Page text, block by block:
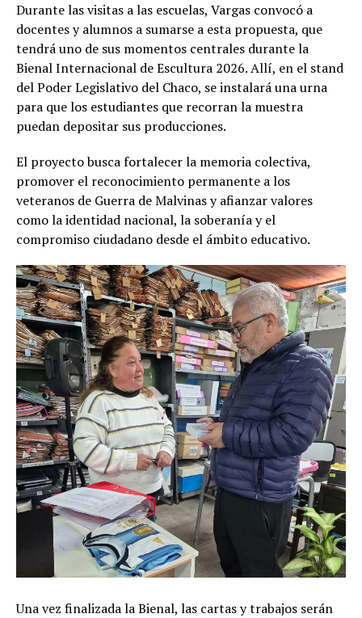
Durante las visitas a las escuelas, Vargas convocó a
docentes y alumnos a sumarse a esta propuesta, que
tendrá uno de sus momentos centrales durante la
Bienal Internacional de Escultura 2026. Allí, en el stand
del Poder Legislativo del Chaco, se instalará una urna
para que los estudiantes que recorran la muestra
puedan depositar sus producciones.
El proyecto busca fortalecer la memoria colectiva,
promover el reconocimiento permanente a los
veteranos de Guerra de Malvinas y afianzar valores
como la identidad nacional, la soberanía y el
compromiso ciudadano desde el ámbito educativo.
Una vez finalizada la Bienal, las cartas y trabajos serán